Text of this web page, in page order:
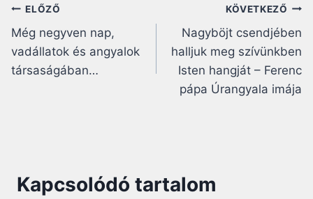
Bejegyzés
navigáció
ELŐZŐ
Még negyven nap,
vadállatok és angyalok
társaságában…
KÖVETKEZŐ
Nagyböjt csendjében
halljuk meg szívünkben
Isten hangját – Ferenc
pápa Úrangyala imája
Kapcsolódó tartalom